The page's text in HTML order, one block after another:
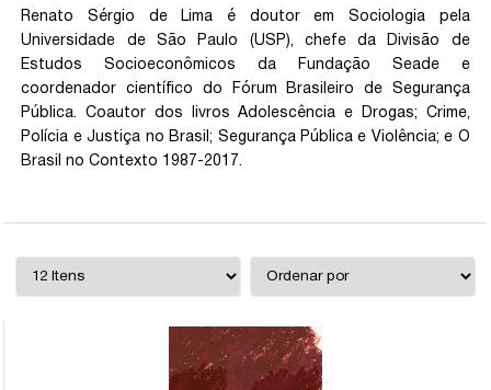
Renato Sérgio de Lima é doutor em Sociologia pela
Universidade de São Paulo (USP), chefe da Divisão de
Estudos Socioeconômicos da Fundação Seade e
coordenador científico do Fórum Brasileiro de Segurança
Pública. Coautor dos livros Adolescência e Drogas; Crime,
Polícia e Justiça no Brasil; Segurança Pública e Violência; e O
Brasil no Contexto 1987-2017.